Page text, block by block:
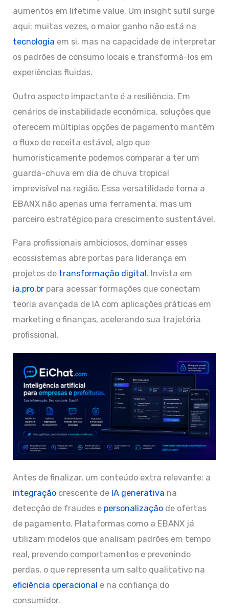
aumentos em lifetime value. Um insight sutil surge
aqui: muitas vezes, o maior ganho não está na
tecnologia em si, mas na capacidade de interpretar
os padrões de consumo locais e transformá-los em
experiências fluidas.
Outro aspecto impactante é a resiliência. Em
cenários de instabilidade econômica, soluções que
oferecem múltiplas opções de pagamento mantêm
o fluxo de receita estável, algo que
humoristicamente podemos comparar a ter um
guarda-chuva em dia de chuva tropical
imprevisível na região. Essa versatilidade torna a
EBANX não apenas uma ferramenta, mas um
parceiro estratégico para crescimento sustentável.
Para profissionais ambiciosos, dominar esses
ecossistemas abre portas para liderança em
projetos de transformação digital. Invista em
ia.pro.br para acessar formações que conectam
teoria avançada de IA com aplicações práticas em
marketing e finanças, acelerando sua trajetória
profissional.
Antes de finalizar, um conteúdo extra relevante: a
integração crescente de IA generativa na
detecção de fraudes e personalização de ofertas
de pagamento. Plataformas como a EBANX já
utilizam modelos que analisam padrões em tempo
real, prevendo comportamentos e prevenindo
perdas, o que representa um salto qualitativo na
eficiência operacional e na confiança do
consumidor.